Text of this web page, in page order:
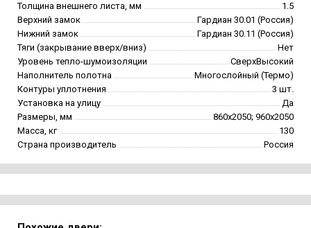
Толщина внешнего листа, мм
1.5
Верхний замок
Гардиан 30.01 (Россия)
Нижний замок
Гардиан 30.11 (Россия)
Тяги (закрывание вверх/вниз)
Нет
Уровень тепло-шумоизоляции
СверхВысокий
Наполнитель полотна
Многослойный (Термо)
Контуры уплотнения
3 шт.
Установка на улицу
Да
Размеры, мм
860х2050; 960х2050
Масса, кг
130
Страна производитель
Россия